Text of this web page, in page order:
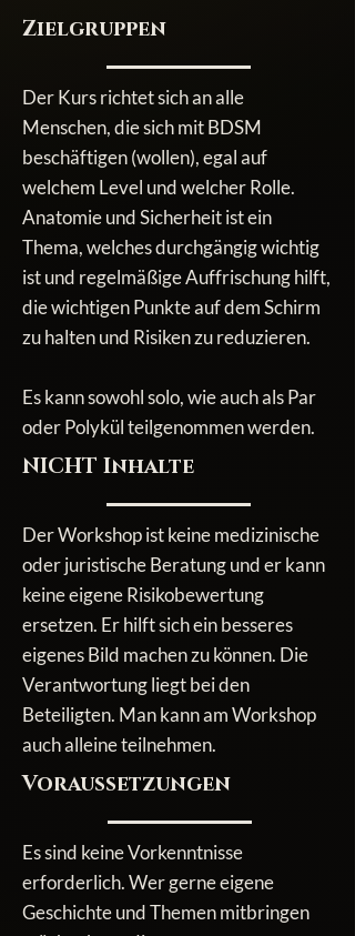
Zielgruppen
Der Kurs richtet sich an alle
Menschen, die sich mit BDSM
beschäftigen (wollen), egal auf
welchem Level und welcher Rolle.
Anatomie und Sicherheit ist ein
Thema, welches durchgängig wichtig
ist und regelmäßige Auffrischung hilft,
die wichtigen Punkte auf dem Schirm
zu halten und Risiken zu reduzieren.
Es kann sowohl solo, wie auch als Par
oder Polykül teilgenommen werden.
NICHT Inhalte
Der Workshop ist keine medizinische
oder juristische Beratung und er kann
keine eigene Risikobewertung
ersetzen. Er hilft sich ein besseres
eigenes Bild machen zu können. Die
Verantwortung liegt bei den
Beteiligten. Man kann am Workshop
auch alleine teilnehmen.
Voraussetzungen
Es sind keine Vorkenntnisse
erforderlich. Wer gerne eigene
Geschichte und Themen mitbringen